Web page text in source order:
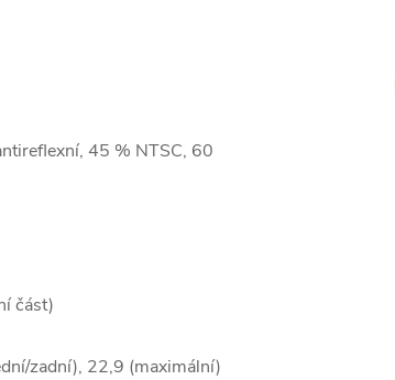
45 % NTSC, 60
část)
zadní), 22,9 (maximální)